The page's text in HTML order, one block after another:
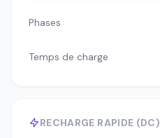
Phases
Temps de charge
RECHARGE RAPIDE (DC)